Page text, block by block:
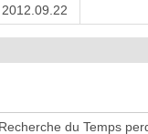
2012.09.22
du Temps